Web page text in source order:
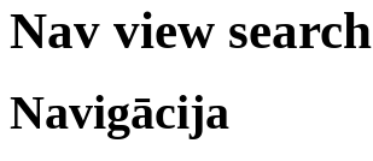
Nav view search
Navigācija